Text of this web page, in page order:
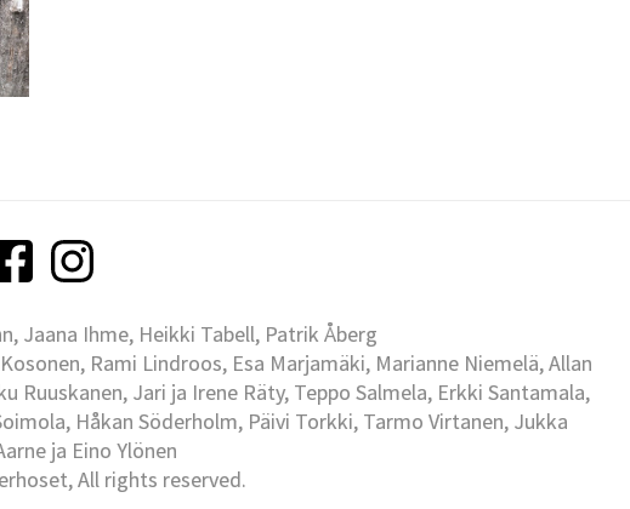
Jaana Ihme, Heikki Tabell, Patrik Åberg
Rami Lindroos, Esa Marjamäki, Marianne Niemelä, Allan
Ruuskanen, Jari ja Irene Räty, Teppo Salmela, Erkki Santamala,
Håkan Söderholm, Päivi Torkki, Tarmo Virtanen, Jukka
ja Eino Ylönen
All rights reserved.